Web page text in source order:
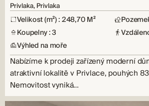
Privlaka, Privlaka
Velikost (m²) : 248,70 M²
Koupelny : 3
Výhled na moře
Nabízíme k prodeji zařízený moderní
atraktivní lokalitě v Privlace, pouhých
Nemovitost vyniká…